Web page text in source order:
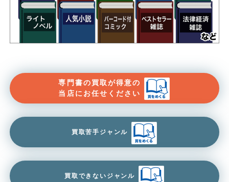
専門書の買取が得意の
当店にお任せください
買取苦手ジャンル
買取できないジャンル